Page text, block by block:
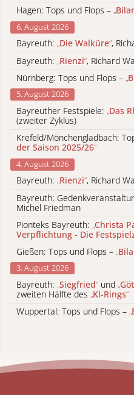
Hagen: Tops und Flops – „
6. August 2026
Bayreuth: „Die Walküre“,
Bayreuth: „Rienzi“, Richard
Nürnberg: Tops und Flops – „
5. August 2026
Bayreuther Festspiele: „Das
(zweiter Zyklus)
Krefeld/Mönchengladbach:
der Saison 2025/26“
4. August 2026
Bayreuth: „Rienzi“, Richard
Bayreuth:
Michel Friedman
Pionteks Bayreuth: „Christa
Verpflichtung - Die
Gießen: Tops und Flops – „
3. August 2026
Bayreuth: „Siegfried“ und „
zweiten Hälfte des „KI-Rings“
Wuppertal: Tops und Flops – „